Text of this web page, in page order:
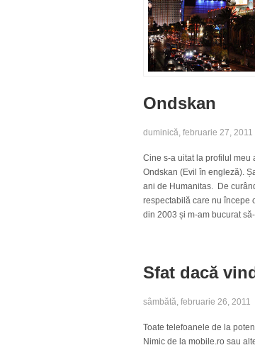
Ondskan
duminică, februarie 27, 2011
Cine s-a uitat la profilul meu
Ondskan (Evil în engleză).
ani de Humanitas. De
respectabilă care nu începe
din 2003 și m-am bucurat
Sfat dacă
sâmbătă, februarie 26, 2011
Toate telefoanele de la
Nimic de la mobile.ro sau